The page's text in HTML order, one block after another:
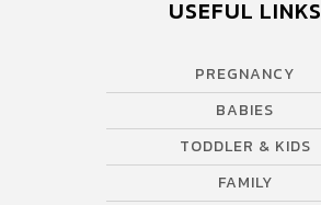
USEFUL LINKS
PREGNANCY
BABIES
TODDLER & KIDS
FAMILY